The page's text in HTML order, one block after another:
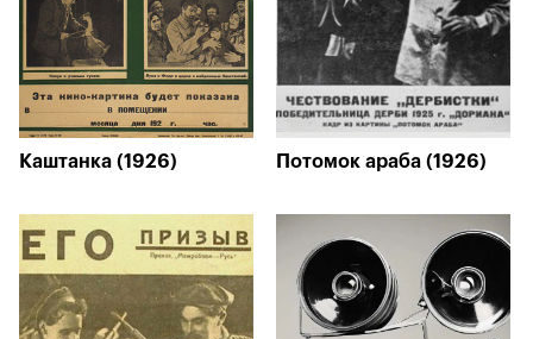
Каштанка (1926) Потомок араба (1926)